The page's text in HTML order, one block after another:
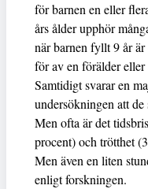
för barnen en eller
års ålder upphör
när barnen fyllt 9 år
för av en förälder eller
Samtidigt svarar en
undersökningen att
Men ofta är det
procent) och trötthet
Men även en liten
enligt forskningen.